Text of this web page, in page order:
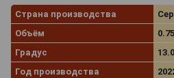
Страна производства
Объём
Градус
Год производства